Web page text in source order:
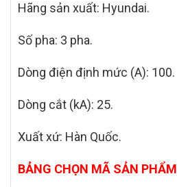
Hãng sản xuất: Hyundai.
Số pha: 3 pha.
Dòng điện định mức (A): 100.
Dòng cắt (kA): 25.
Xuất xứ: Hàn Quốc.
BẢNG CHỌN MÃ SẢN PHẨM